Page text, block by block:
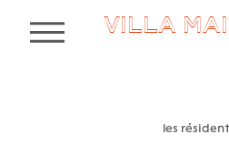
VILLA
MENU
les